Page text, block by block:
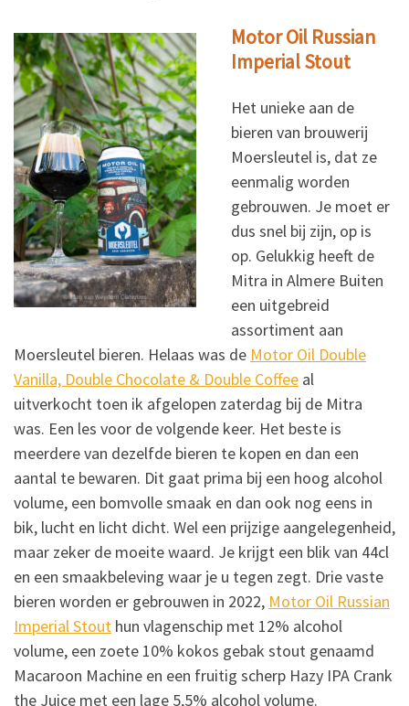
Motor Oil Russian
Imperial Stout
Het unieke aan de
bieren van brouwerij
Moersleutel is, dat ze
eenmalig worden
gebrouwen. Je moet er
dus snel bij zijn, op is
op. Gelukkig heeft de
Mitra in Almere Buiten
een uitgebreid
assortiment aan
Moersleutel bieren. Helaas was de Motor Oil Double
Vanilla, Double Chocolate & Double Coffee al
uitverkocht toen ik afgelopen zaterdag bij de Mitra
was. Een les voor de volgende keer. Het beste is
meerdere van dezelfde bieren te kopen en dan een
aantal te bewaren. Dit gaat prima bij een hoog alcohol
volume, een bomvolle smaak en dan ook nog eens in
bik, lucht en licht dicht. Wel een prijzige aangelegenheid,
maar zeker de moeite waard. Je krijgt een blik van 44cl
en een smaakbeleving waar je u tegen zegt. Drie vaste
bieren worden er gebrouwen in 2022, Motor Oil Russian
Imperial Stout hun vlagenschip met 12% alcohol
volume, een zoete 10% kokos gebak stout genaamd
Macaroon Machine en een fruitig scherp Hazy IPA Crank
the Juice met een lage 5,5% alcohol volume.